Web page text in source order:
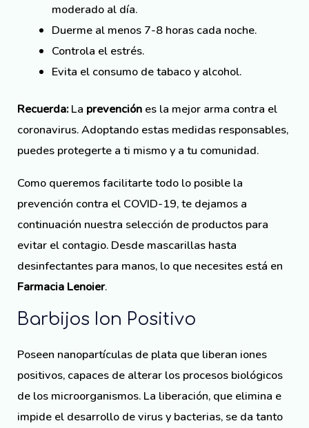
moderado al día.
Duerme al menos 7-8 horas cada noche.
Controla el estrés.
Evita el consumo de tabaco y alcohol.
Recuerda:La prevención es la mejor arma contra el
coronavirus. Adoptando estas medidas responsables,
puedes protegerte a ti mismo y a tu comunidad.
Como queremos facilitarte todo lo posible la
prevención contra el COVID-19, te dejamos a
continuación nuestra selección de productos para
evitar el contagio. Desde mascarillas hasta
desinfectantes para manos, lo que necesites está en
Farmacia Lenoier.
Barbijos Ion Positivo
Poseen nanopartículas de plata que liberan iones
positivos, capaces de alterar los procesos biológicos
de los microorganismos. La liberación, que elimina e
impide el desarrollo de virus y bacterias, se da tanto